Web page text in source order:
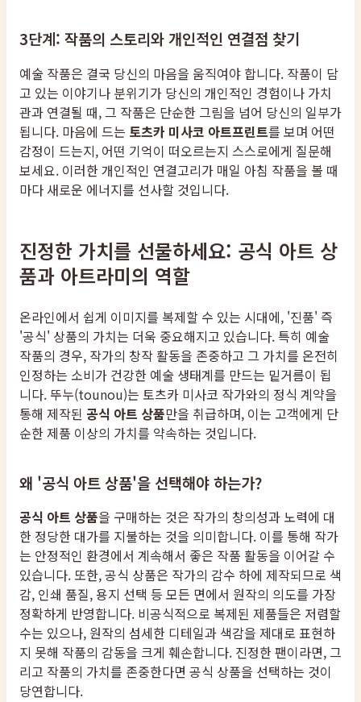
3단계: 작품의 스토리와 개인적인 연결점 찾기
예술 작품은 결국 당신의 마음을 움직여야 합니다. 작품이 담
고 있는 이야기나 분위기가 당신의 개인적인 경험이나 가치
관과 연결될 때, 그 작품은 단순한 그림을 넘어 당신의 일부가
됩니다. 마음에 드는 토츠카 미사코 아트프린트를 보며 어떤
감정이 드는지, 어떤 기억이 떠오르는지 스스로에게 질문해
보세요. 이러한 개인적인 연결고리가 매일 아침 작품을 볼 때
마다 새로운 에너지를 선사할 것입니다.
진정한 가치를 선물하세요: 공식 아트 상
품과 아트라미의 역할
온라인에서 쉽게 이미지를 복제할 수 있는 시대에, '진품' 즉
'공식' 상품의 가치는 더욱 중요해지고 있습니다. 특히 예술
작품의 경우, 작가의 창작 활동을 존중하고 그 가치를 온전히
인정하는 소비가 건강한 예술 생태계를 만드는 밑거름이 됩
니다. 뚜누(tounou)는 토츠카 미사코 작가와의 정식 계약을
통해 제작된 공식 아트 상품만을 취급하며, 이는 고객에게 단
순한 제품 이상의 가치를 약속하는 것입니다.
왜 '공식 아트 상품'을 선택해야 하는가?
공식 아트 상품을 구매하는 것은 작가의 창의성과 노력에 대
한 정당한 대가를 지불하는 것을 의미합니다. 이를 통해 작가
는 안정적인 환경에서 계속해서 좋은 작품 활동을 이어갈 수
있습니다. 또한, 공식 상품은 작가의 감수 하에 제작되므로 색
감, 인쇄 품질, 용지 선택 등 모든 면에서 원작의 의도를 가장
정확하게 반영합니다. 비공식적으로 복제된 제품들은 저렴할
수는 있으나, 원작의 섬세한 디테일과 색감을 제대로 표현하
지 못해 작품의 감동을 크게 훼손합니다. 진정한 팬이라면, 그
리고 작품의 가치를 존중한다면 공식 상품을 선택하는 것이
당연합니다.